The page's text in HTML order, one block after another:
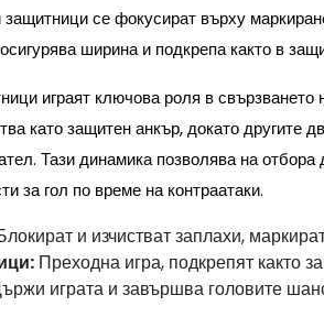
се фокусират върху
ширина и подкрепа както в
играят ключова роля в
като защитен анкър, докато другите
Тази динамика позволява на
за гол по време на контраатаки.
и изчистват заплахи,
Преходна игра, подкрепят както
играта и завършва головите